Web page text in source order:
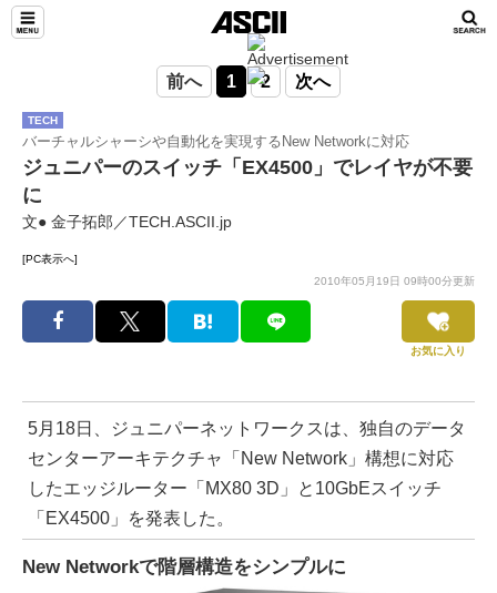
前へ 1 2 次へ
TECH
バーチャルシャーシや自動化を実現するNew Networkに対応
ジュニパーのスイッチ「EX4500」でレイヤが不要
に
文● 金子拓郎／TECH.ASCII.jp
[PC表示へ]
2010年05月19日 09時00分更新
お気に入り
5月18日、ジュニパーネットワークスは、独自のデータ
センターアーキテクチャ「New Network」構想に対応
したエッジルーター「MX80 3D」と10GbEスイッチ
「EX4500」を発表した。
New Networkで階層構造をシンプルに